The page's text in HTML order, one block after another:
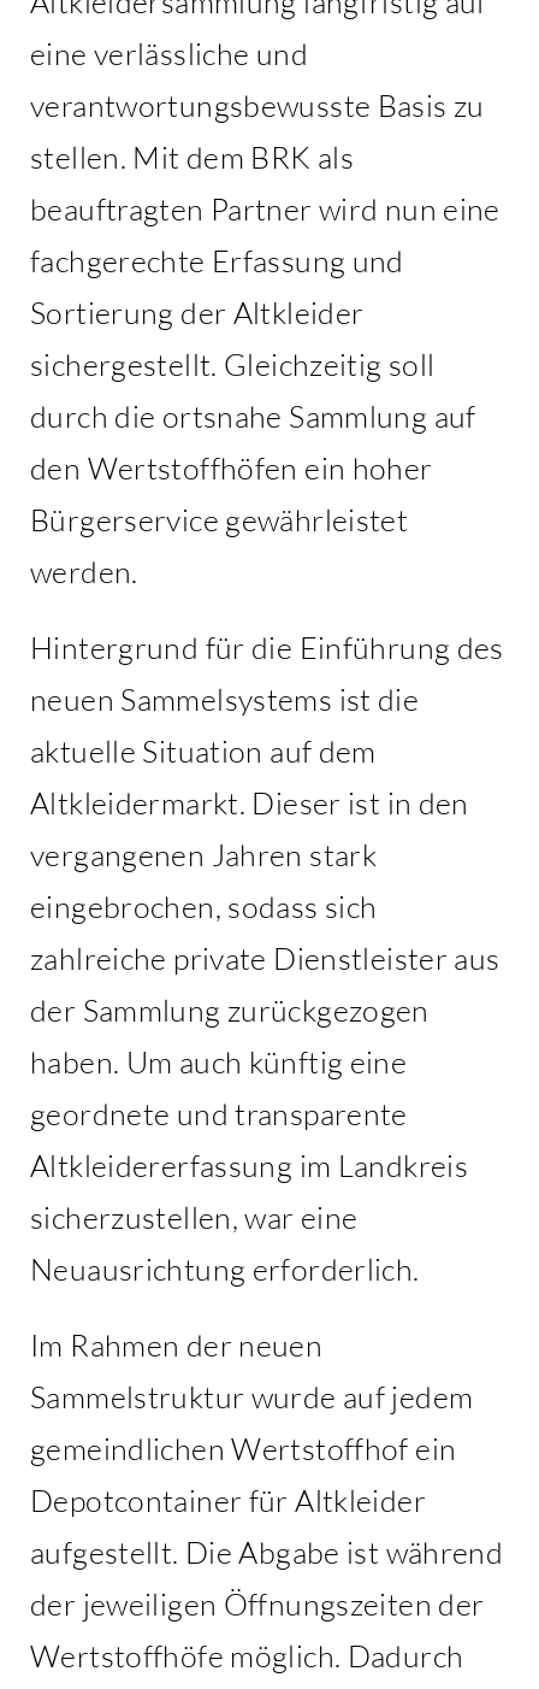
eine verlässliche und
verantwortungsbewusste Basis zu
stellen. Mit dem BRK als
beauftragten Partner wird nun eine
fachgerechte Erfassung und
Sortierung der Altkleider
sichergestellt. Gleichzeitig soll
durch die ortsnahe Sammlung auf
den Wertstoffhöfen ein hoher
Bürgerservice gewährleistet
werden.
Hintergrund für die Einführung des
neuen Sammelsystems ist die
aktuelle Situation auf dem
Altkleidermarkt. Dieser ist in den
vergangenen Jahren stark
eingebrochen, sodass sich
zahlreiche private Dienstleister aus
der Sammlung zurückgezogen
haben. Um auch künftig eine
geordnete und transparente
Altkleidererfassung im Landkreis
sicherzustellen, war eine
Neuausrichtung erforderlich.
Im Rahmen der neuen
Sammelstruktur wurde auf jedem
gemeindlichen Wertstoffhof ein
Depotcontainer für Altkleider
aufgestellt. Die Abgabe ist während
der jeweiligen Öffnungszeiten der
Wertstoffhöfe möglich. Dadurch